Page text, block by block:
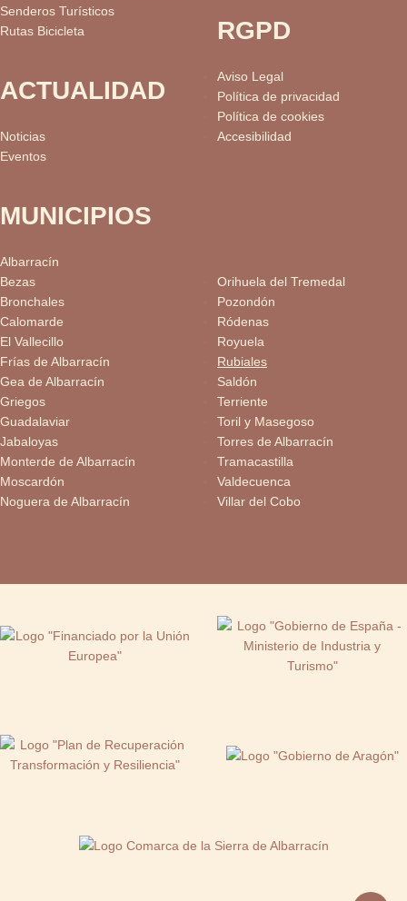
Senderos Turísticos
Rutas Bicicleta
ACTUALIDAD
Noticias
Eventos
RGPD
Aviso Legal
Política de privacidad
Política de cookies
Accesibilidad
MUNICIPIOS
Albarracín
Bezas
Bronchales
Calomarde
El Vallecillo
Frías de Albarracín
Gea de Albarracín
Griegos
Guadalaviar
Jabaloyas
Monterde de Albarracín
Moscardón
Noguera de Albarracín
Orihuela del Tremedal
Pozondón
Ródenas
Royuela
Rubiales
Saldón
Terriente
Toril y Masegoso
Torres de Albarracín
Tramacastilla
Valdecuenca
Villar del Cobo